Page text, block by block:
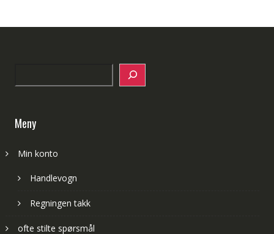
Meny
Min konto
Handlevogn
Regningen takk
ofte stilte spørsmål